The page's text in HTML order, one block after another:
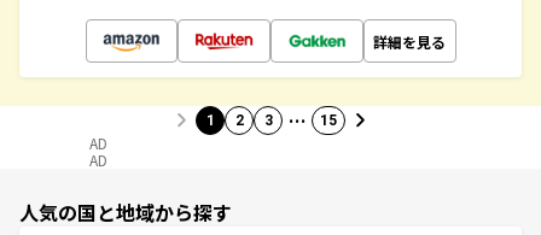
詳細を見る
1 2 3 … 15
AD
AD
人気の国と地域から探す